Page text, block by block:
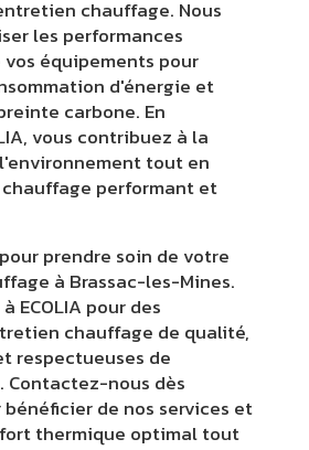
chauffage. Nous
les performances
équipements pour
d'énergie et
carbone. En
vous contribuez à la
tout en
performant et
prendre soin de votre
à Brassac-les-Mines.
ECOLIA pour des
chauffage de qualité,
respectueuses de
Contactez-nous dès
de nos services et
thermique optimal tout